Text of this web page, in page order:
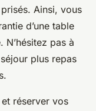
Ainsi, vous
d’une table
N’hésitez pas à
plus repas
réserver vos